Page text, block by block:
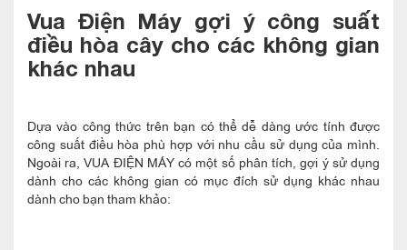
Vua Điện Máy gợi ý công suất
điều hòa cây cho các không gian
khác nhau
Dựa vào công thức trên bạn có thể dễ dàng ước tính được
công suất điều hòa phù hợp với nhu cầu sử dụng của mình.
Ngoài ra, VUA ĐIỆN MÁY có một số phân tích, gợi ý sử dụng
dành cho các không gian có mục đích sử dụng khác nhau
dành cho bạn tham khảo: